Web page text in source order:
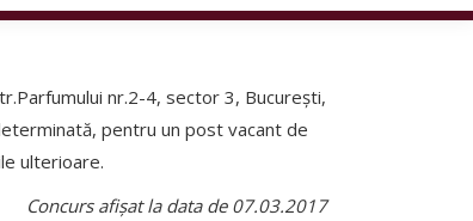
nr.2-4, sector 3, București,
pentru un post vacant de
ulterioare.
Concurs afișat la data de 07.03.2017